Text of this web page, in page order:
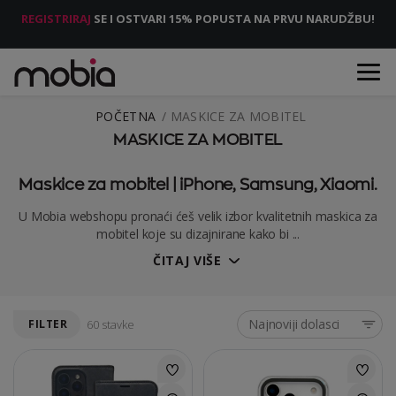
REGISTRIRAJ SE I OSTVARI 15% POPUSTA NA PRVU NARUDŽBU!
POČETNA MASKICE ZA MOBITEL
MASKICE ZA MOBITEL
Maskice za mobitel | iPhone, Samsung, Xiaomi.
U Mobia webshopu pronaći ćeš velik izbor kvalitetnih maskica za
mobitel koje su dizajnirane kako bi ...
ČITAJ VIŠE
FILTER 60 stavke Najnoviji dolasci